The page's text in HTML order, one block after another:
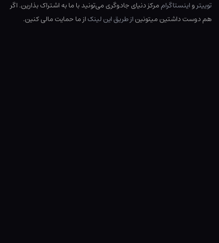
توییترواینستاگراممرکز دنیای جادوگری می‌تونید با ما به اشتراک بذارین. اگر
هم دوست داشتین میتونیناز طریق این لینکاز ما حمایت مالی کنین.